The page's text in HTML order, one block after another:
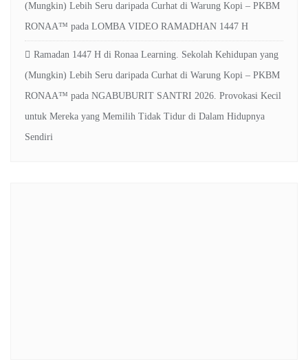
(Mungkin) Lebih Seru daripada Curhat di Warung Kopi – PKBM
RONAA™ pada LOMBA VIDEO RAMADHAN 1447 H
Ramadan 1447 H di Ronaa Learning. Sekolah Kehidupan yang
(Mungkin) Lebih Seru daripada Curhat di Warung Kopi – PKBM
RONAA™ pada NGABUBURIT SANTRI 2026. Provokasi Kecil
untuk Mereka yang Memilih Tidak Tidur di Dalam Hidupnya
Sendiri